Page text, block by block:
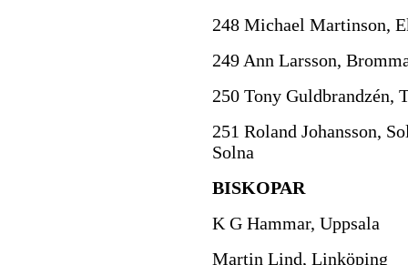
248 Michael Martinson,
249 Ann Larsson,
250 Tony Guldbrandzén,
251 Roland Johansson,
Solna
BISKOPAR
K G Hammar, Uppsala
Martin Lind, Linköping